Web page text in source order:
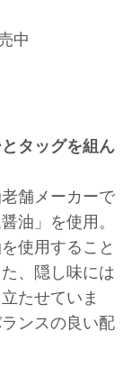
中
タッグを組ん
舗メーカーで
油」を使用。
使用すること
、隠し味には
たせていま
ンスの良い配